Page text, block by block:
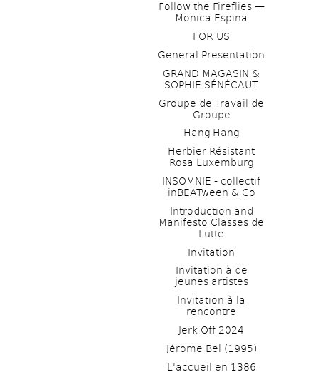
Follow the Fireflies —
Monica Espina
FOR US
General Presentation
GRAND MAGASIN &
SOPHIE SÉNÉCAUT
Groupe de Travail de
Groupe
Hang Hang
Herbier Résistant
Rosa Luxemburg
INSOMNIE - collectif
inBEATween & Co
Introduction and
Manifesto Classes de
Lutte
Invitation
Invitation à de
jeunes artistes
Invitation à la
rencontre
Jerk Off 2024
Jérome Bel (1995)
L'accueil en 1386